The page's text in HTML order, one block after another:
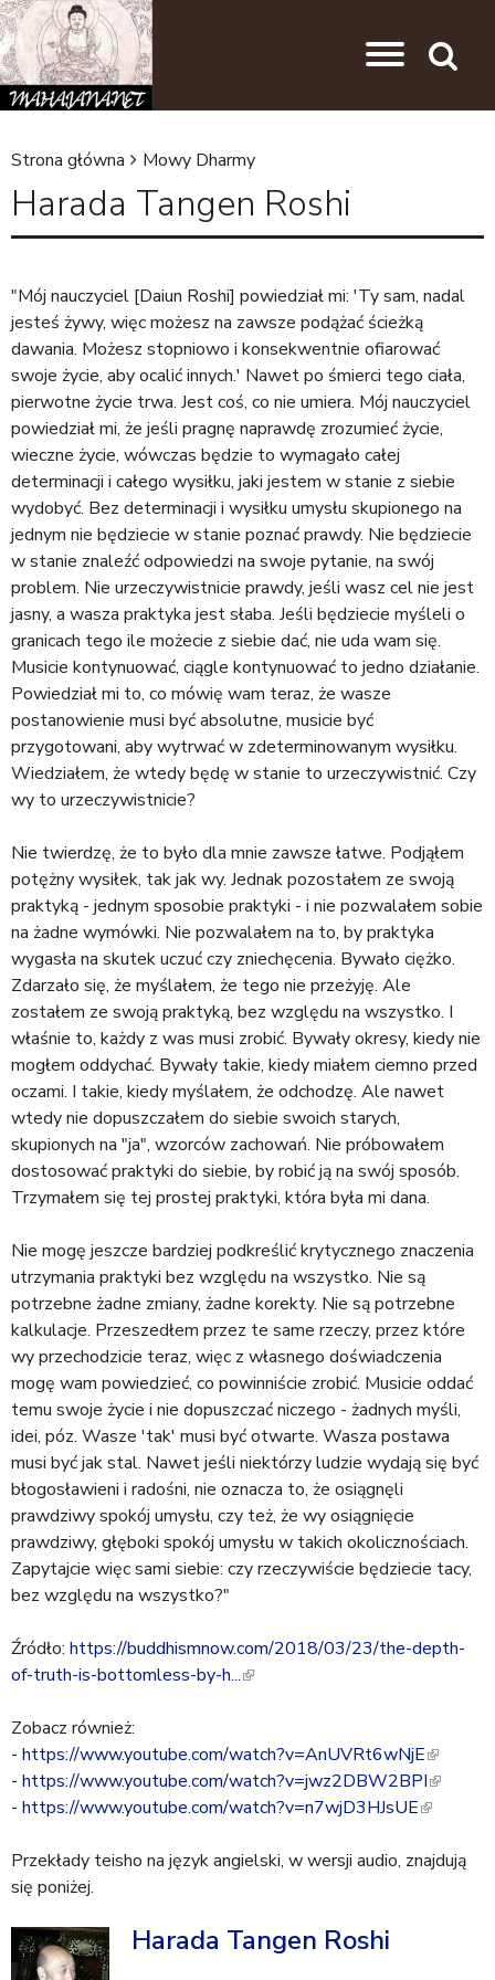
J
e
t
e
ś
t
u
t
a
j
Strona główna Mowy Dharmy
Harada Tangen Roshi
"Mój nauczyciel [Daiun Roshi] powiedział mi: 'Ty sam, nadal
jesteś żywy, więc możesz na zawsze podążać ścieżką
dawania. Możesz stopniowo i konsekwentnie ofiarować
swoje życie, aby ocalić innych.' Nawet po śmierci tego ciała,
pierwotne życie trwa. Jest coś, co nie umiera. Mój nauczyciel
powiedział mi, że jeśli pragnę naprawdę zrozumieć życie,
wieczne życie, wówczas będzie to wymagało całej
determinacji i całego wysiłku, jaki jestem w stanie z siebie
wydobyć. Bez determinacji i wysiłku umysłu skupionego na
jednym nie będziecie w stanie poznać prawdy. Nie będziecie
w stanie znaleźć odpowiedzi na swoje pytanie, na swój
problem. Nie urzeczywistnicie prawdy, jeśli wasz cel nie jest
jasny, a wasza praktyka jest słaba. Jeśli będziecie myśleli o
granicach tego ile możecie z siebie dać, nie uda wam się.
Musicie kontynuować, ciągle kontynuować to jedno działanie.
Powiedział mi to, co mówię wam teraz, że wasze
postanowienie musi być absolutne, musicie być
przygotowani, aby wytrwać w zdeterminowanym wysiłku.
Wiedziałem, że wtedy będę w stanie to urzeczywistnić. Czy
wy to urzeczywistnicie?
Nie twierdzę, że to było dla mnie zawsze łatwe. Podjąłem
potężny wysiłek, tak jak wy. Jednak pozostałem ze swoją
praktyką - jednym sposobie praktyki - i nie pozwalałem sobie
na żadne wymówki. Nie pozwalałem na to, by praktyka
wygasła na skutek uczuć czy zniechęcenia. Bywało ciężko.
Zdarzało się, że myślałem, że tego nie przeżyję. Ale
zostałem ze swoją praktyką, bez względu na wszystko. I
właśnie to, każdy z was musi zrobić. Bywały okresy, kiedy nie
mogłem oddychać. Bywały takie, kiedy miałem ciemno przed
oczami. I takie, kiedy myślałem, że odchodzę. Ale nawet
wtedy nie dopuszczałem do siebie swoich starych,
skupionych na "ja", wzorców zachowań. Nie próbowałem
dostosować praktyki do siebie, by robić ją na swój sposób.
Trzymałem się tej prostej praktyki, która była mi dana.
Nie mogę jeszcze bardziej podkreślić krytycznego znaczenia
utrzymania praktyki bez względu na wszystko. Nie są
potrzebne żadne zmiany, żadne korekty. Nie są potrzebne
kalkulacje. Przeszedłem przez te same rzeczy, przez które
wy przechodzicie teraz, więc z własnego doświadczenia
mogę wam powiedzieć, co powinniście zrobić. Musicie oddać
temu swoje życie i nie dopuszczać niczego - żadnych myśli,
idei, póz. Wasze 'tak' musi być otwarte. Wasza postawa
musi być jak stal. Nawet jeśli niektórzy ludzie wydają się być
błogosławieni i radośni, nie oznacza to, że osiągnęli
prawdziwy spokój umysłu, czy też, że wy osiągnięcie
prawdziwy, głęboki spokój umysłu w takich okolicznościach.
Zapytajcie więc sami siebie: czy rzeczywiście będziecie tacy,
bez względu na wszystko?"
Źródło: https://buddhismnow.com/2018/03/23/the-depth-
of-truth-is-bottomless-by-h...(
n
k
i
e
e
Zobacz również:
- https://www.youtube.com/watch?v=AnUVRt6wNjE(
l
i
k
- https://www.youtube.com/watch?v=jwz2DBW2BPI(
l
n
- https://www.youtube.com/watch?v=n7wjD3HJsUE(
i
Przekłady teisho na język angielski, w wersji audio, znajdują
się poniżej.
Harada Tangen Roshi